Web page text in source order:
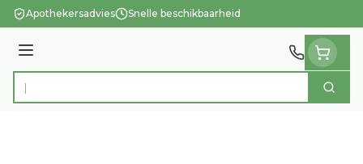
Ga naar de inhoud
Apothekersadvies Snelle beschikbaarheid
Menu
Product, merk, categorie... Zoek